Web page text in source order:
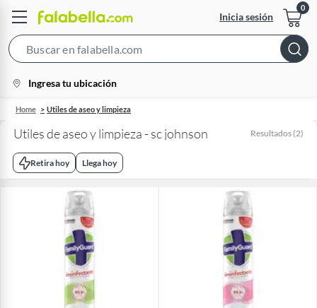
Inicia sesión
Bar
location-
icon
Ingresa tu ubicación
Home Utiles de aseo y limpieza
Utiles de aseo y limpieza - sc johnson Resultados (2)
Retira hoy Llega hoy